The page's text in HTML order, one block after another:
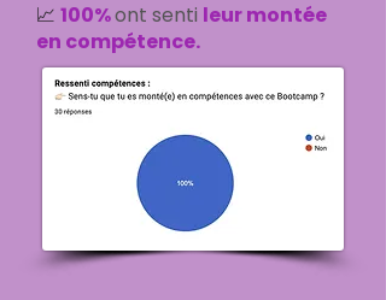
📈 100%ont senti leur montée
en compétence.